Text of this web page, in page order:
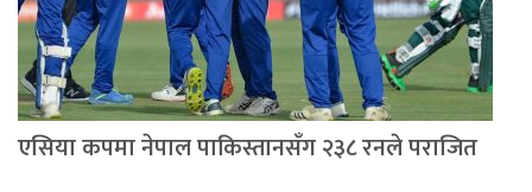
एसिया कपमा नेपाल पाकिस्तानसँग २३८ रनले पराजित